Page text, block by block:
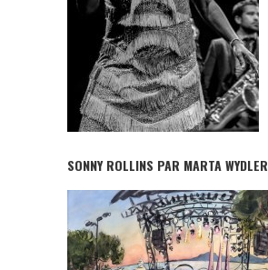
SONNY ROLLINS PAR MARTA WYDLER